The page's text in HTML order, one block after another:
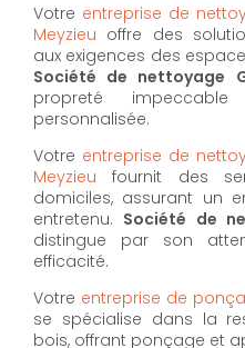
Votre entreprise de
Meyzieu offre des
aux exigences des
Société de nettoyage
propreté
personnalisée.
Votre entreprise de
Meyzieu fournit des
domiciles, assurant un
entretenu. Société de
distingue par son
efficacité.
Votre entreprise de
se spécialise dans la
bois, offrant ponçage et